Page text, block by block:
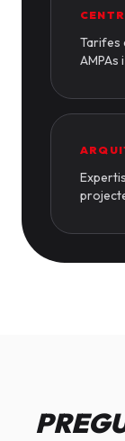
Tarifes
AMPAs